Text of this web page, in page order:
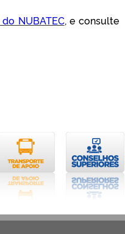
NUBATEC, e consulte